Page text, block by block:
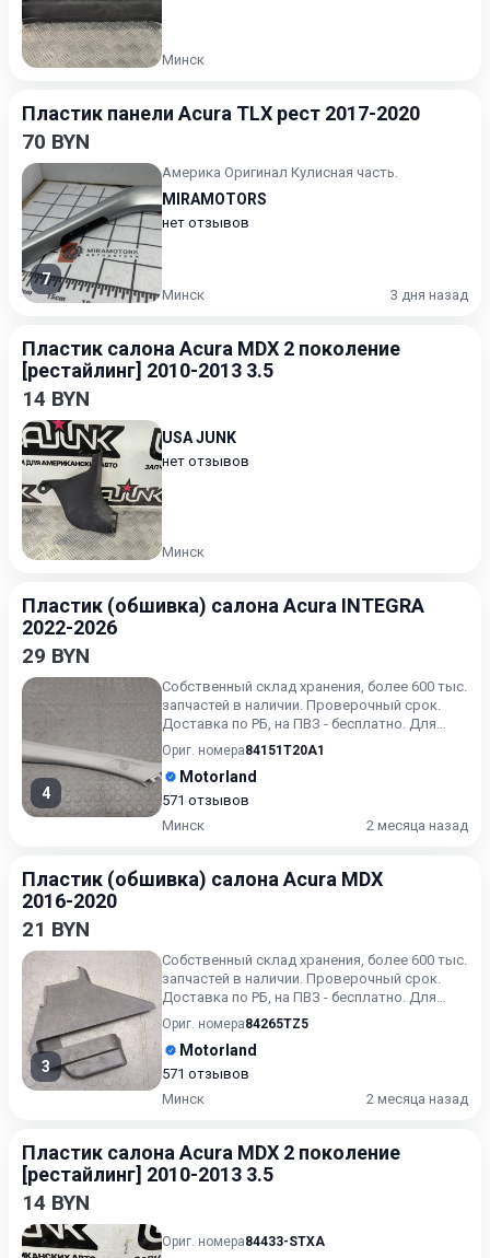
Минск
Пластик панели Acura TLX рест 2017-2020
70 BYN
7
Америка Оригинал Кулисная часть.
MIRAMOTORS
нет отзывов
Минск 3 дня назад
Пластик салона Acura MDX 2 поколение
[рестайлинг] 2010-2013 3.5
14 BYN
USA JUNK
нет отзывов
Минск
Пластик (обшивка) салона Acura INTEGRA
2022-2026
29 BYN
4
Собственный склад хранения, более 600 тыс.
запчастей в наличии. Проверочный срок.
Доставка по РБ, на ПВЗ - бесплатно. Для
получения актуальн...
Ориг. номера84151T20A1
Motorland
571 отзывов
Минск
2 месяца назад
Пластик (обшивка) салона Acura MDX
2016-2020
21 BYN
3
Собственный склад хранения, более 600 тыс.
запчастей в наличии. Проверочный срок.
Доставка по РБ, на ПВЗ - бесплатно. Для
получения актуальн...
Ориг. номера84265TZ5
Motorland
571 отзывов
Минск
2 месяца назад
Пластик салона Acura MDX 2 поколение
[рестайлинг] 2010-2013 3.5
14 BYN
Ориг. номера84433-STXA